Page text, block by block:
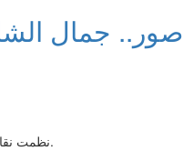
صور.. جمال
نظمت نقابة الإعلاميين، مساء اليوم الخميس، حفل إفطار فى مدينة 6 أكتوبر، وذلك بحضور كبار الإعلاميين.